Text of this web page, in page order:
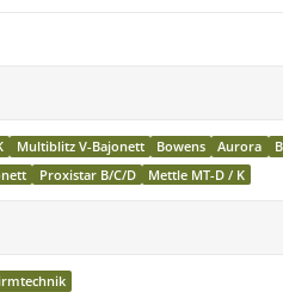
Multiblitz u.w.
Multiblitz V-Bajonett Bowens Aurora
Proxistar B/C/D Mettle MT-D / K